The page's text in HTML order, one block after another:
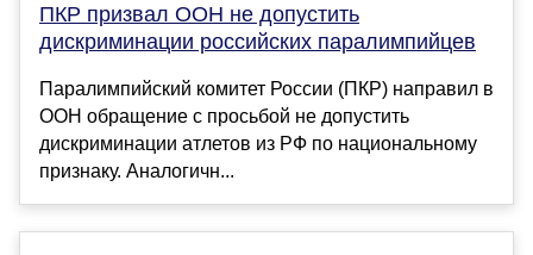
ПКР призвал ООН не допустить
дискриминации российских паралимпийцев
Паралимпийский комитет России (ПКР) направил в
ООН обращение с просьбой не допустить
дискриминации атлетов из РФ по национальному
признаку. Аналогичн...